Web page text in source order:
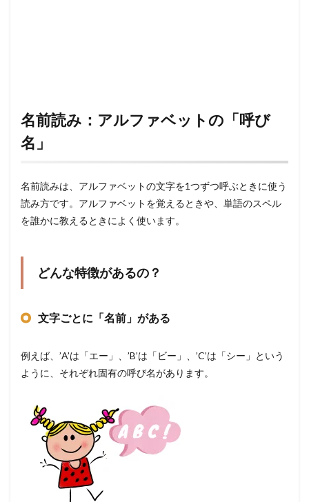
名前読み：アルファベットの「呼び
名」
名前読みは、アルファベットの文字を1つずつ呼ぶときに使う
読み方です。アルファベットを覚えるときや、単語のスペル
を誰かに教えるときによく使います。
どんな特徴があるの？
文字ごとに「名前」がある
例えば、’A’は「エー」、’B’は「ビー」、’C’は「シー」という
ように、それぞれ固有の呼び名があります。